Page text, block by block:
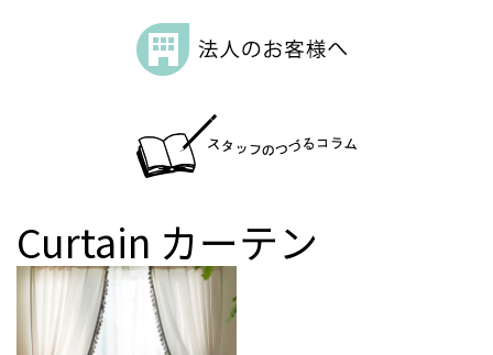
Curtain カーテン